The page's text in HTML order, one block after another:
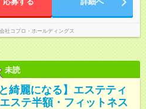
社コプロ・ホールディングス
未読
綺麗になる】エステティ
ステ半額・フィットネス